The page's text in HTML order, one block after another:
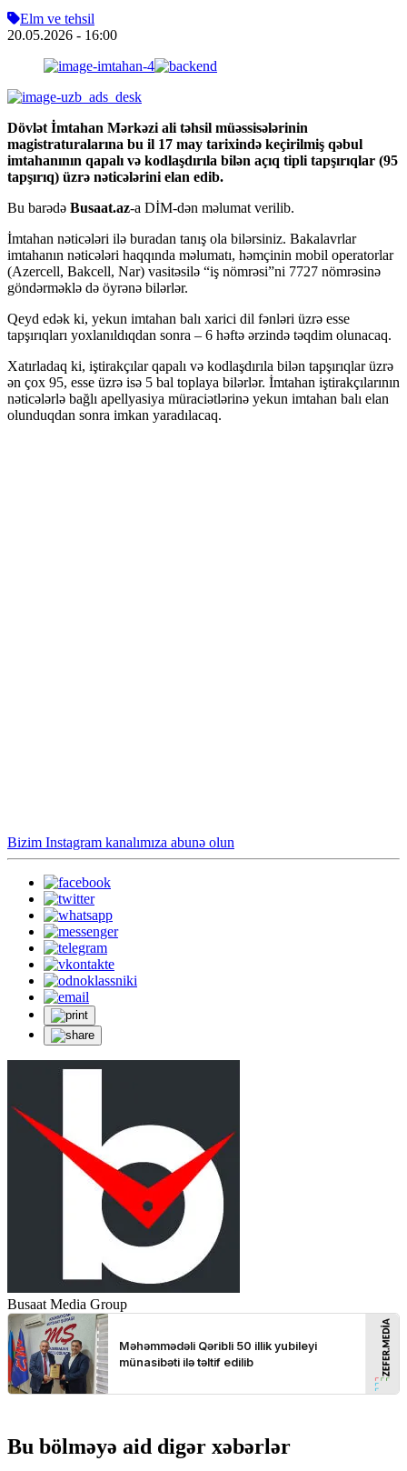
Elm ve tehsil
20.05.2026 - 16:00
Dövlət İmtahan Mərkəzi ali təhsil müəssisələrinin
magistraturalarına bu il 17 may tarixində keçirilmiş qəbul
imtahanının qapalı və kodlaşdırıla bilən açıq tipli tapşırıqlar (95
tapşırıq) üzrə nəticələrini elan edib.
Bu barədə Busaat.az-a DİM-dən məlumat verilib.
İmtahan nəticələri ilə buradan tanış ola bilərsiniz. Bakalavrlar
imtahanın nəticələri haqqında məlumatı, həmçinin mobil operatorlar
(Azercell, Bakcell, Nar) vasitəsilə “iş nömrəsi”ni 7727 nömrəsinə
göndərməklə də öyrənə bilərlər.
Qeyd edək ki, yekun imtahan balı xarici dil fənləri üzrə esse
tapşırıqları yoxlanıldıqdan sonra – 6 həftə ərzində təqdim olunacaq.
Xatırladaq ki, iştirakçılar qapalı və kodlaşdırıla bilən tapşırıqlar üzrə
ən çox 95, esse üzrə isə 5 bal toplaya bilərlər. İmtahan iştirakçılarının
nəticələrlə bağlı apellyasiya müraciətlərinə yekun imtahan balı elan
olunduqdan sonra imkan yaradılacaq.
Bizim Instagram kanalımıza abunə olun
Busaat Media Group
Bu bölməyə aid digər xəbərlər